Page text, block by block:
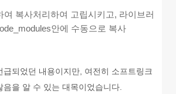
여 복사처리하여 고립시키고, 라이브러
안에 수동으로 복사
급되었던 내용이지만, 여전히 소프트링크
음을 알 수 있는 대목이었습니다.